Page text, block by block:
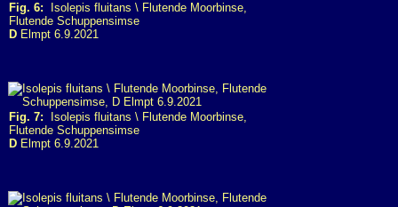
Fig. 6: Isolepis fluitans \ Flutende Moorbinse,
Flutende Schuppensimse
D Elmpt 6.9.2021
Fig. 7: Isolepis fluitans \ Flutende Moorbinse,
Flutende Schuppensimse
D Elmpt 6.9.2021